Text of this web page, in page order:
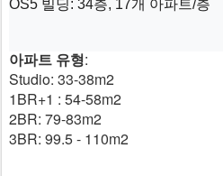
OS5 빌딩: 34층, 17개 아파트/층
아파트 유형:
Studio: 33-38m2
1BR+1 : 54-58m2
2BR: 79-83m2
3BR: 99.5 - 110m2